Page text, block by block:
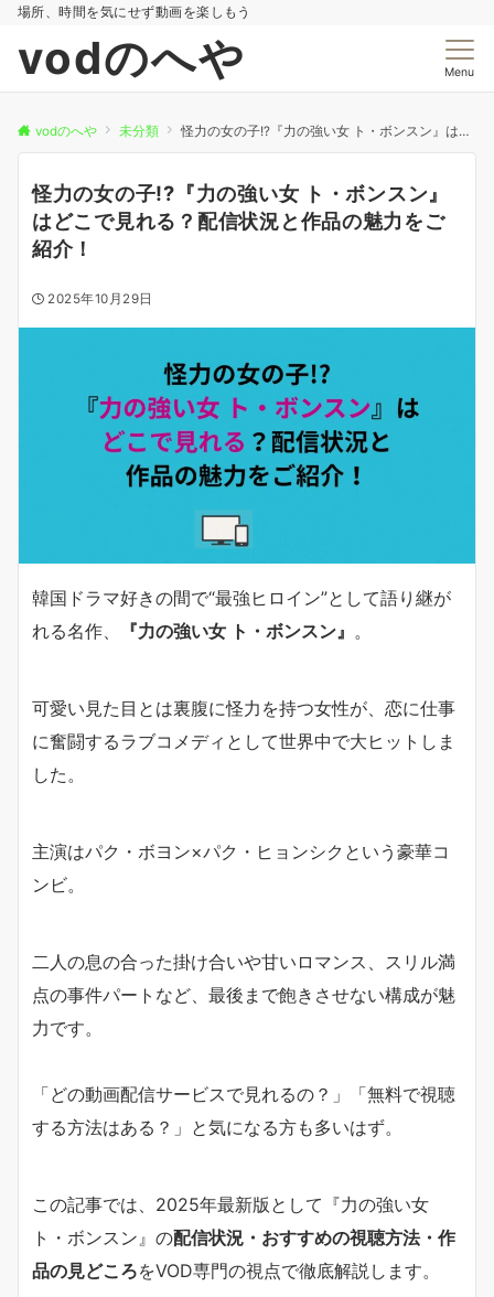
場所、時間を気にせず動画を楽しもう
vodのへや Menu
vodのへや 未分類 怪力の女の子!?『力の強い女 ト・ボンスン』はどこで見れる？配信状況と作品の魅力をご紹介！
怪力の女の子!?『力の強い女 ト・ボンスン』
はどこで見れる？配信状況と作品の魅力をご
紹介！
2025年10月29日
韓国ドラマ好きの間で“最強ヒロイン”として語り継が
れる名作、
『力の強い女 ト・ボンスン』 。
可愛い見た目とは裏腹に怪力を持つ女性が、恋に仕事
に奮闘するラブコメディとして世界中で大ヒットしま
した。
主演はパク・ボヨン×パク・ヒョンシクという豪華コ
ンビ。
二人の息の合った掛け合いや甘いロマンス、スリル満
点の事件パートなど、最後まで飽きさせない構成が魅
力です。
「どの動画配信サービスで見れるの？」「無料で視聴
する方法はある？」と気になる方も多いはず。
この記事では、2025年最新版として『力の強い女
ト・ボンスン』の配信状況・おすすめの視聴方法・作
品の見どころをVOD専門の視点で徹底解説します。